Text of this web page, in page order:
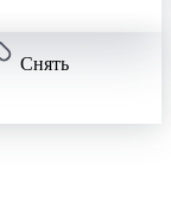
Снять